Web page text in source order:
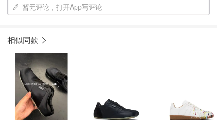
暂无评论，打开App写评论
相似同款